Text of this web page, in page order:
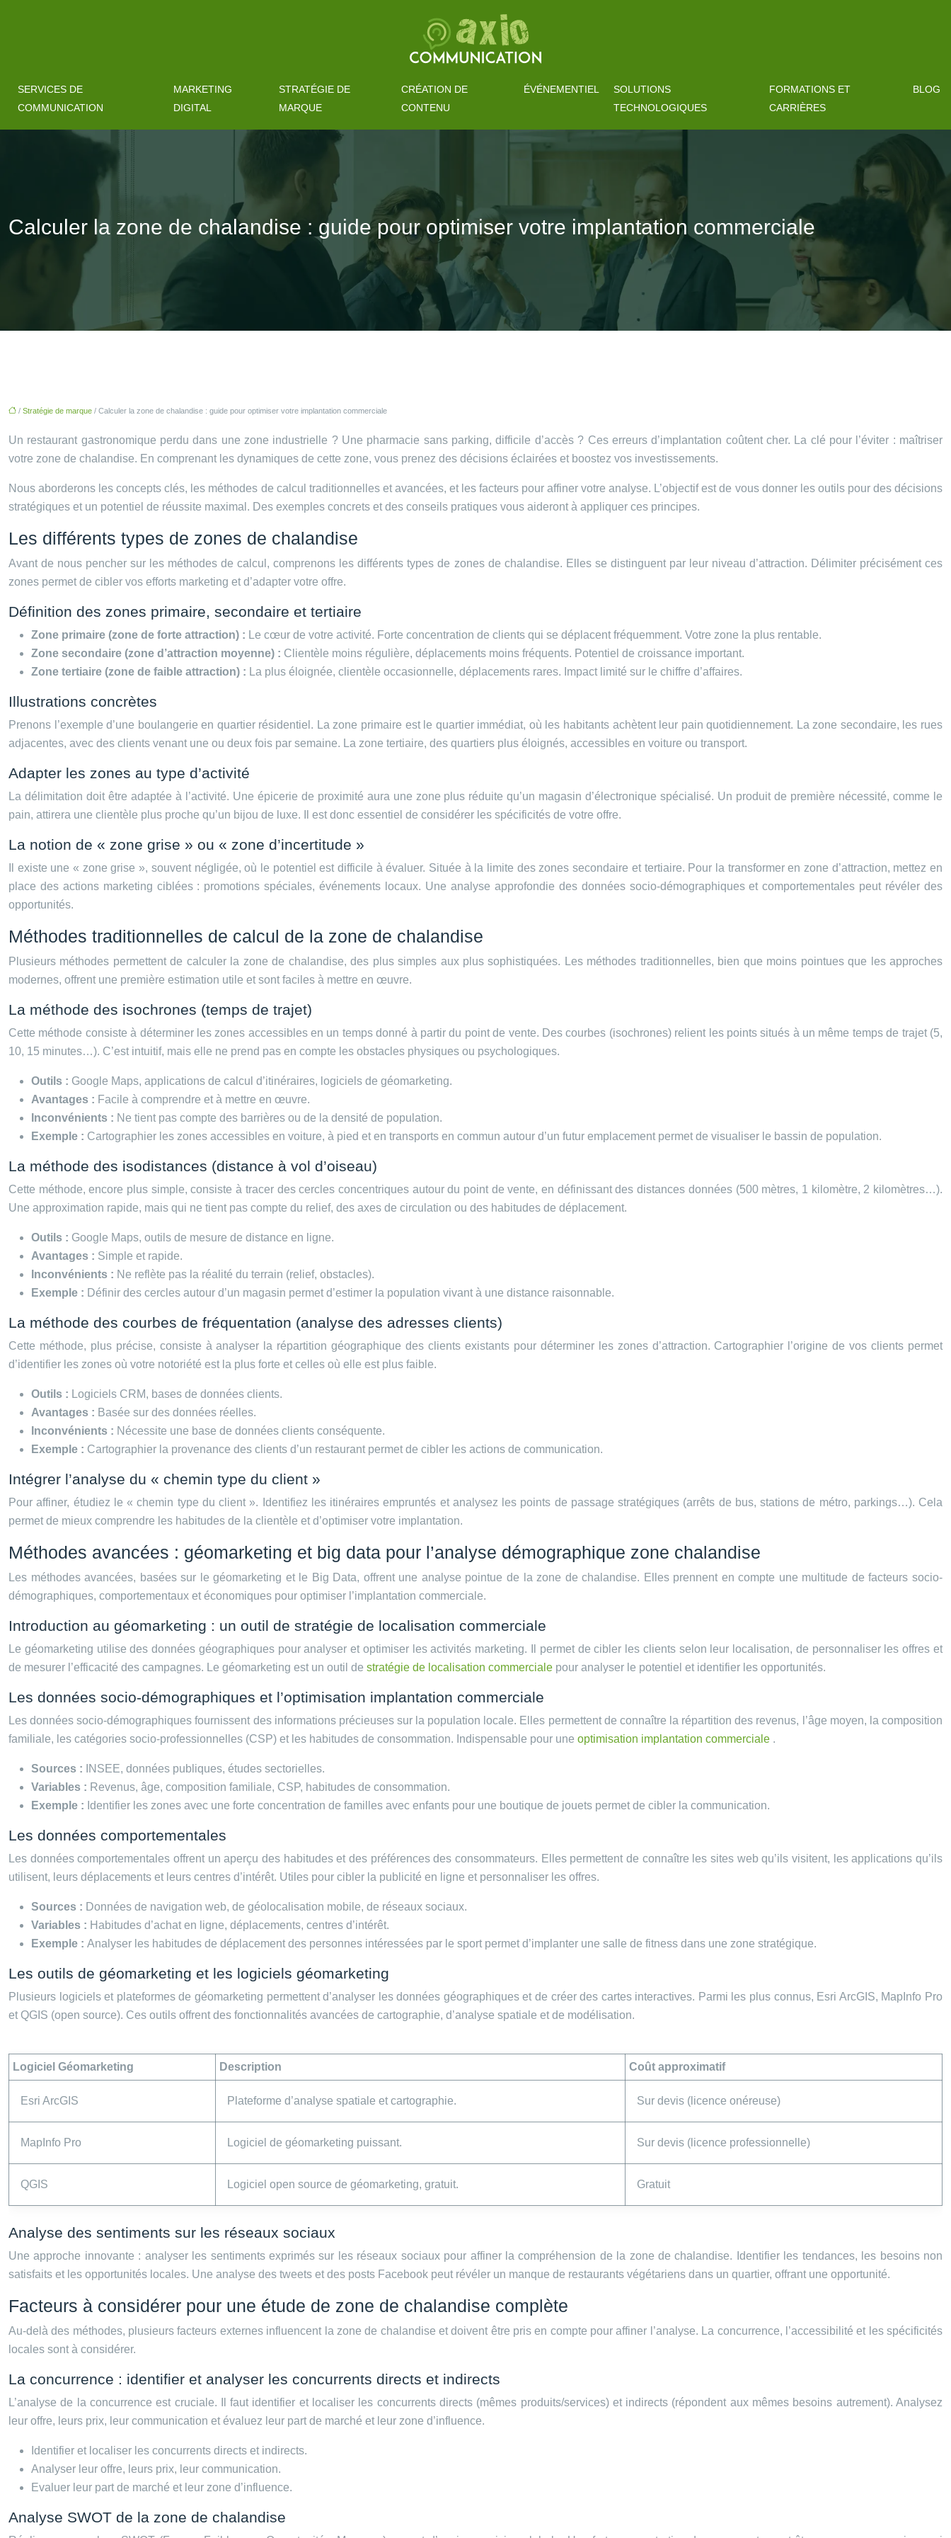
SERVICES DE
COMMUNICATION
MARKETING
DIGITAL
STRATÉGIE DE
MARQUE
CRÉATION DE
CONTENU
ÉVÉNEMENTIEL
SOLUTIONS
TECHNOLOGIQUES
FORMATIONS ET
CARRIÈRES
BLOG
Calculer la zone de chalandise : guide pour optimiser votre implantation commerciale
/ Stratégie de marque / Calculer la zone de chalandise : guide pour optimiser votre implantation commerciale
Un restaurant gastronomique perdu dans une zone industrielle ? Une pharmacie sans parking, difficile d’accès ? Ces erreurs d’implantation coûtent cher. La clé pour l’éviter : maîtriser
votre zone de chalandise. En comprenant les dynamiques de cette zone, vous prenez des décisions éclairées et boostez vos investissements.
Nous aborderons les concepts clés, les méthodes de calcul traditionnelles et avancées, et les facteurs pour affiner votre analyse. L’objectif est de vous donner les outils pour des décisions
stratégiques et un potentiel de réussite maximal. Des exemples concrets et des conseils pratiques vous aideront à appliquer ces principes.
Les différents types de zones de chalandise
Avant de nous pencher sur les méthodes de calcul, comprenons les différents types de zones de chalandise. Elles se distinguent par leur niveau d’attraction. Délimiter précisément ces
zones permet de cibler vos efforts marketing et d’adapter votre offre.
Définition des zones primaire, secondaire et tertiaire
Zone primaire (zone de forte attraction) : Le cœur de votre activité. Forte concentration de clients qui se déplacent fréquemment. Votre zone la plus rentable.
Zone secondaire (zone d’attraction moyenne) : Clientèle moins régulière, déplacements moins fréquents. Potentiel de croissance important.
Zone tertiaire (zone de faible attraction) : La plus éloignée, clientèle occasionnelle, déplacements rares. Impact limité sur le chiffre d’affaires.
Illustrations concrètes
Prenons l’exemple d’une boulangerie en quartier résidentiel. La zone primaire est le quartier immédiat, où les habitants achètent leur pain quotidiennement. La zone secondaire, les rues
adjacentes, avec des clients venant une ou deux fois par semaine. La zone tertiaire, des quartiers plus éloignés, accessibles en voiture ou transport.
Adapter les zones au type d’activité
La délimitation doit être adaptée à l’activité. Une épicerie de proximité aura une zone plus réduite qu’un magasin d’électronique spécialisé. Un produit de première nécessité, comme le
pain, attirera une clientèle plus proche qu’un bijou de luxe. Il est donc essentiel de considérer les spécificités de votre offre.
La notion de « zone grise » ou « zone d’incertitude »
Il existe une « zone grise », souvent négligée, où le potentiel est difficile à évaluer. Située à la limite des zones secondaire et tertiaire. Pour la transformer en zone d’attraction, mettez en
place des actions marketing ciblées : promotions spéciales, événements locaux. Une analyse approfondie des données socio-démographiques et comportementales peut révéler des
opportunités.
Méthodes traditionnelles de calcul de la zone de chalandise
Plusieurs méthodes permettent de calculer la zone de chalandise, des plus simples aux plus sophistiquées. Les méthodes traditionnelles, bien que moins pointues que les approches
modernes, offrent une première estimation utile et sont faciles à mettre en œuvre.
La méthode des isochrones (temps de trajet)
Cette méthode consiste à déterminer les zones accessibles en un temps donné à partir du point de vente. Des courbes (isochrones) relient les points situés à un même temps de trajet (5,
10, 15 minutes…). C’est intuitif, mais elle ne prend pas en compte les obstacles physiques ou psychologiques.
Outils : Google Maps, applications de calcul d’itinéraires, logiciels de géomarketing.
Avantages : Facile à comprendre et à mettre en œuvre.
Inconvénients : Ne tient pas compte des barrières ou de la densité de population.
Exemple : Cartographier les zones accessibles en voiture, à pied et en transports en commun autour d’un futur emplacement permet de visualiser le bassin de population.
La méthode des isodistances (distance à vol d’oiseau)
Cette méthode, encore plus simple, consiste à tracer des cercles concentriques autour du point de vente, en définissant des distances données (500 mètres, 1 kilomètre, 2 kilomètres…).
Une approximation rapide, mais qui ne tient pas compte du relief, des axes de circulation ou des habitudes de déplacement.
Outils : Google Maps, outils de mesure de distance en ligne.
Avantages : Simple et rapide.
Inconvénients : Ne reflète pas la réalité du terrain (relief, obstacles).
Exemple : Définir des cercles autour d’un magasin permet d’estimer la population vivant à une distance raisonnable.
La méthode des courbes de fréquentation (analyse des adresses clients)
Cette méthode, plus précise, consiste à analyser la répartition géographique des clients existants pour déterminer les zones d’attraction. Cartographier l’origine de vos clients permet
d’identifier les zones où votre notoriété est la plus forte et celles où elle est plus faible.
Outils : Logiciels CRM, bases de données clients.
Avantages : Basée sur des données réelles.
Inconvénients : Nécessite une base de données clients conséquente.
Exemple : Cartographier la provenance des clients d’un restaurant permet de cibler les actions de communication.
Intégrer l’analyse du « chemin type du client »
Pour affiner, étudiez le « chemin type du client ». Identifiez les itinéraires empruntés et analysez les points de passage stratégiques (arrêts de bus, stations de métro, parkings…). Cela
permet de mieux comprendre les habitudes de la clientèle et d’optimiser votre implantation.
Méthodes avancées : géomarketing et big data pour l’analyse démographique zone chalandise
Les méthodes avancées, basées sur le géomarketing et le Big Data, offrent une analyse pointue de la zone de chalandise. Elles prennent en compte une multitude de facteurs socio-
démographiques, comportementaux et économiques pour optimiser l’implantation commerciale.
Introduction au géomarketing : un outil de stratégie de localisation commerciale
Le géomarketing utilise des données géographiques pour analyser et optimiser les activités marketing. Il permet de cibler les clients selon leur localisation, de personnaliser les offres et
de mesurer l’efficacité des campagnes. Le géomarketing est un outil de stratégie de localisation commerciale pour analyser le potentiel et identifier les opportunités.
Les données socio-démographiques et l’optimisation implantation commerciale
Les données socio-démographiques fournissent des informations précieuses sur la population locale. Elles permettent de connaître la répartition des revenus, l’âge moyen, la composition
familiale, les catégories socio-professionnelles (CSP) et les habitudes de consommation. Indispensable pour une optimisation implantation commerciale .
Sources :
INSEE, données publiques, études sectorielles.
Variables : Revenus, âge, composition familiale, CSP, habitudes de consommation.
Exemple : Identifier les zones avec une forte concentration de familles avec enfants pour une boutique de jouets permet de cibler la communication.
Les données comportementales
Les données comportementales offrent un aperçu des habitudes et des préférences des consommateurs. Elles permettent de connaître les sites web qu’ils visitent, les applications qu’ils
utilisent, leurs déplacements et leurs centres d’intérêt. Utiles pour cibler la publicité en ligne et personnaliser les offres.
Sources : Données de navigation web, de géolocalisation mobile, de réseaux sociaux.
Variables : Habitudes d’achat en ligne, déplacements, centres d’intérêt.
Exemple : Analyser les habitudes de déplacement des personnes intéressées par le sport permet d’implanter une salle de fitness dans une zone stratégique.
Les outils de géomarketing et les logiciels géomarketing
Plusieurs logiciels et plateformes de géomarketing permettent d’analyser les données géographiques et de créer des cartes interactives. Parmi les plus connus, Esri ArcGIS, MapInfo Pro
et QGIS (open source). Ces outils offrent des fonctionnalités avancées de cartographie, d’analyse spatiale et de modélisation.
Logiciel Géomarketing Description Coût approximatif
Esri ArcGIS Plateforme d’analyse spatiale et cartographie. Sur devis (licence onéreuse)
MapInfo Pro Logiciel de géomarketing puissant. Sur devis (licence professionnelle)
QGIS Logiciel open source de géomarketing, gratuit. Gratuit
Analyse des sentiments sur les réseaux sociaux
Une approche innovante : analyser les sentiments exprimés sur les réseaux sociaux pour affiner la compréhension de la zone de chalandise. Identifier les tendances, les besoins non
satisfaits et les opportunités locales. Une analyse des tweets et des posts Facebook peut révéler un manque de restaurants végétariens dans un quartier, offrant une opportunité.
Facteurs à considérer pour une étude de zone de chalandise complète
Au-delà des méthodes, plusieurs facteurs externes influencent la zone de chalandise et doivent être pris en compte pour affiner l’analyse. La concurrence, l’accessibilité et les spécificités
locales sont à considérer.
La concurrence : identifier et analyser les concurrents directs et indirects
L’analyse de la concurrence est cruciale. Il faut identifier et localiser les concurrents directs (mêmes produits/services) et indirects (répondent aux mêmes besoins autrement). Analysez
leur offre, leurs prix, leur communication et évaluez leur part de marché et leur zone d’influence.
Identifier et localiser les concurrents directs et indirects.
Analyser leur offre, leurs prix, leur communication.
Evaluer leur part de marché et leur zone d’influence.
Analyse SWOT de la zone de chalandise